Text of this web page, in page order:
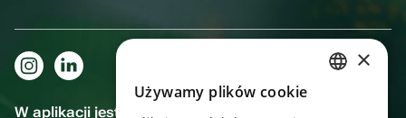
W aplikacji jest to jeszcze wygodniejsze!
×
Używamy plików cookie